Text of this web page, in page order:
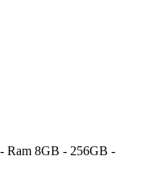
Ram 8GB - 256GB -